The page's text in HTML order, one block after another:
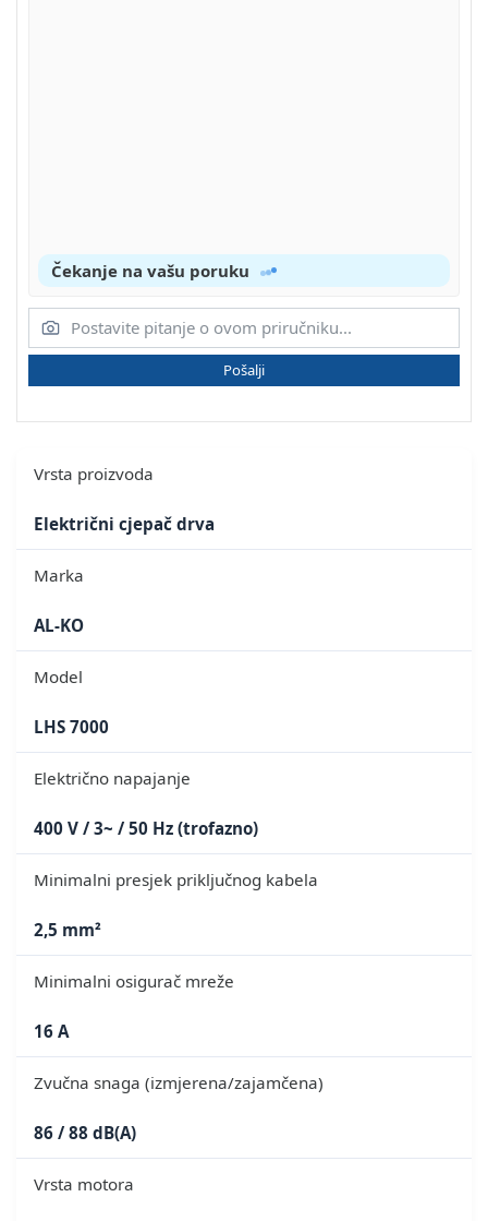
Čekanje na vašu poruku
Pošalji
Vrsta proizvoda
Električni cjepač drva
Marka
AL-KO
Model
LHS 7000
Električno napajanje
400 V / 3~ / 50 Hz (trofazno)
Minimalni presjek priključnog kabela
2,5 mm²
Minimalni osigurač mreže
16 A
Zvučna snaga (izmjerena/zajamčena)
86 / 88 dB(A)
Vrsta motora